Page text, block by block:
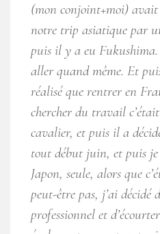
(mon conjoint+moi)
notre trip asiatique par
puis il y a eu
aller quand même. Et
réalisé que rentrer en
chercher du travail
cavalier, et puis il a
tout début juin, et puis
Japon, seule, alors que
peut-être pas, j’ai décidé
professionnel et